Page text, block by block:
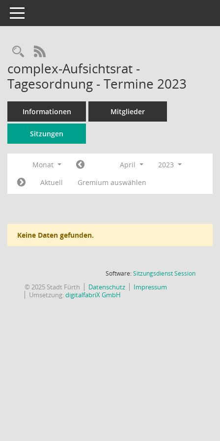
Toggle navigation
Rechercheauswahl
RSS-Feed
complex-Aufsichtsrat -
Tagesordnung - Termine 2023
Informationen Mitglieder
Sitzungen
Monat April
2023
Aktuell
Gremium auswählen
Keine Daten gefunden.
Software:SitzungsdienstSession(Wird in
© 2025 Stadt Fürth Datenschutz
Impressum
Umsetzung:digitalfabriX GmbH